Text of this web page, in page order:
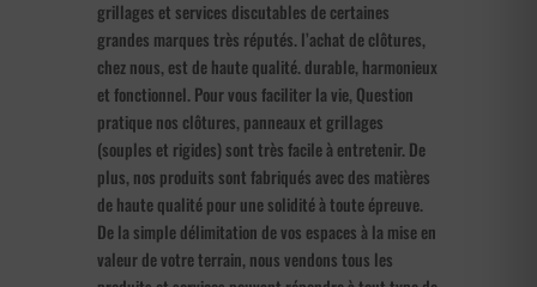
grillages et services discutables de certaines
grandes marques très réputés. l’achat de clôtures,
chez nous, est de haute qualité. durable, harmonieux
et fonctionnel. Pour vous faciliter la vie, Question
pratique nos clôtures, panneaux et grillages
(souples et rigides) sont très facile à entretenir. De
plus, nos produits sont fabriqués avec des matières
de haute qualité pour une solidité à toute épreuve.
De la simple délimitation de vos espaces à la mise en
valeur de votre terrain, nous vendons tous les